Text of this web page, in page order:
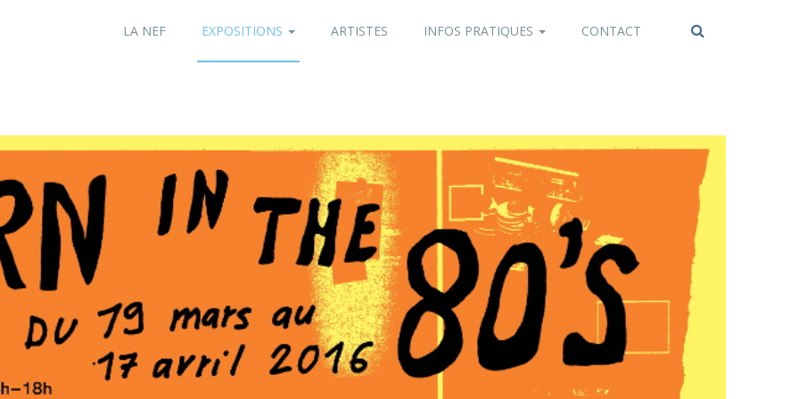
LA NEF EXPOSITIONS ARTISTES INFOS PRATIQUES CONTACT